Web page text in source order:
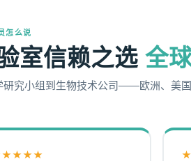
怎么说
室信赖之选 全
研究小组到生物技术公司——欧洲、美